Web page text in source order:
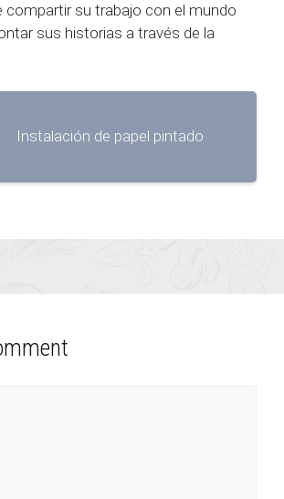
compartir su trabajo con el mundo
sus historias a través de la
Instalación de papel pintado